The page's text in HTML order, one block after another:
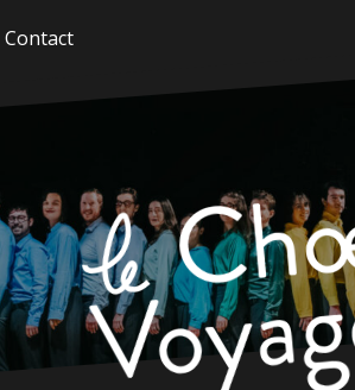
Contact